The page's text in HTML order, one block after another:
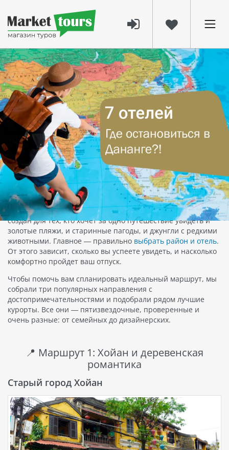
3331 15 апр 2025
Где остановиться в Дананге: 7 лучших
отелей рядом с
достопримечательностями +
маршруты 2025
Дананг, Вьетнам — где остановиться,
чтобы всё успеть и ничего не пропустить
Дананг — это не просто город. Это точка соприкосновения
природы, древней культуры и пляжного отдыха. Он словно
создан для тех, кто хочет за одно путешествие увидеть и
золотые пляжи, и старинные пагоды, и джунгли с редкими
животными. Главное — правильно выбрать район и отель.
От этого зависит, сколько вы успеете увидеть, и насколько
комфортно пройдет ваш отпуск.
Чтобы помочь вам спланировать идеальный маршрут, мы
собрали три популярных направления с
достопримечательностями и подобрали рядом лучшие
курорты. Все они — пятизвездочные, проверенные и
очень разные: от семейных до дизайнерских.
📍 Маршрут 1: Хойан и деревенская
романтика
Старый город Хойан